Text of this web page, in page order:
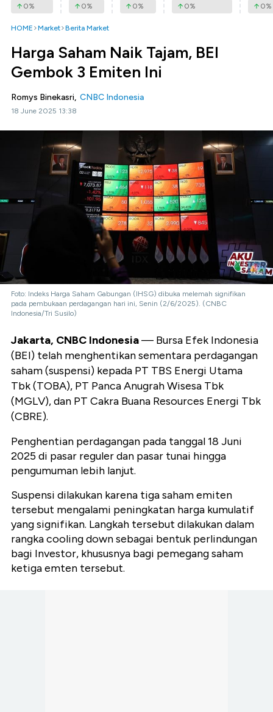
0% 0% 0% 0% 0%
HOME Market Berita Market
Harga Saham Naik Tajam, BEI
Gembok 3 Emiten Ini
Romys Binekasri, CNBC Indonesia
18 June 2025 13:38
Foto: Indeks Harga Saham Gabungan (IHSG) dibuka melemah signifikan
pada pembukaan perdagangan hari ini, Senin (2/6/2025). (CNBC
Indonesia/Tri Susilo)
Jakarta, CNBC Indonesia— Bursa Efek Indonesia
(BEI) telah menghentikan sementara perdagangan
saham (suspensi) kepada PT TBS Energi Utama
Tbk (TOBA), PT Panca Anugrah Wisesa Tbk
(MGLV), dan PT Cakra Buana Resources Energi Tbk
(CBRE).
Penghentian perdagangan pada tanggal 18 Juni
2025 di pasar reguler dan pasar tunai hingga
pengumuman lebih lanjut.
Suspensi dilakukan karena tiga saham emiten
tersebut mengalami peningkatan harga kumulatif
yang signifikan. Langkah tersebut dilakukan dalam
rangka cooling down sebagai bentuk perlindungan
bagi Investor, khususnya bagi pemegang saham
ketiga emten tersebut.